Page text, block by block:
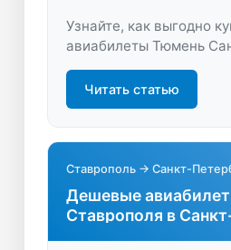
Узнайте, как выгодно
авиабилеты Тюмень
предложения и
путешествие с
Читать статью
Ставрополь → Санкт-
Дешевые
Ставрополя в